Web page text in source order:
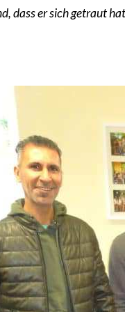
dass er sich getraut